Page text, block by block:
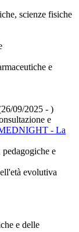
scienze fisiche
e
09/2025 - )
e
- La
e
evolutiva
e delle